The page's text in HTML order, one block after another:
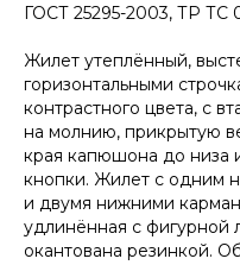
ГОСТ 25295-2003, ТР ТС
Жилет утеплённый,
горизонтальными
контрастного цвета, с
на молнию, прикрытую
края капюшона до низа
кнопки. Жилет с одним
и двумя нижними
удлинённая с фигурной
окантована резинкой.